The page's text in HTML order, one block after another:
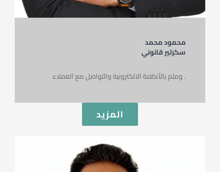
محمود محمد
سكرتير قانوني
وملم بالأنظمة الالكترونية والتواصل مع العملاء .
المزيد